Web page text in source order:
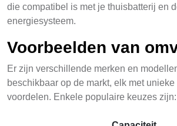
die compatibel is met je thuisbatterij en
energiesysteem.
Voorbeelden van
Er zijn verschillende merken en
beschikbaar op de markt, elk met
voordelen. Enkele populaire keuzes zijn: